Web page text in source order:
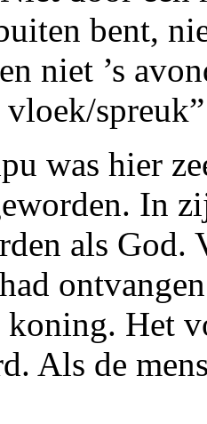
bent,
niet ’s
spreuk”
was hier
In
als God.
Het
Als de